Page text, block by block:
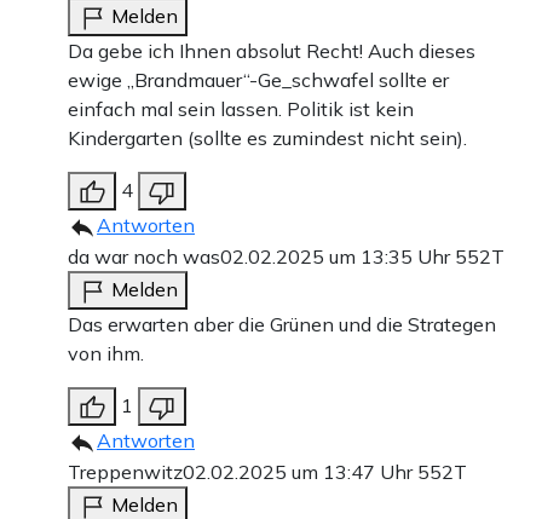
Melden
Da gebe ich Ihnen absolut Recht! Auch dieses
ewige „Brandmauer“-Ge_schwafel sollte er
einfach mal sein lassen. Politik ist kein
Kindergarten (sollte es zumindest nicht sein).
4
Antworten
da war noch was02.02.2025 um 13:35 Uhr 552T
Melden
Das erwarten aber die Grünen und die Strategen
von ihm.
1
Antworten
Treppenwitz02.02.2025 um 13:47 Uhr 552T
Melden